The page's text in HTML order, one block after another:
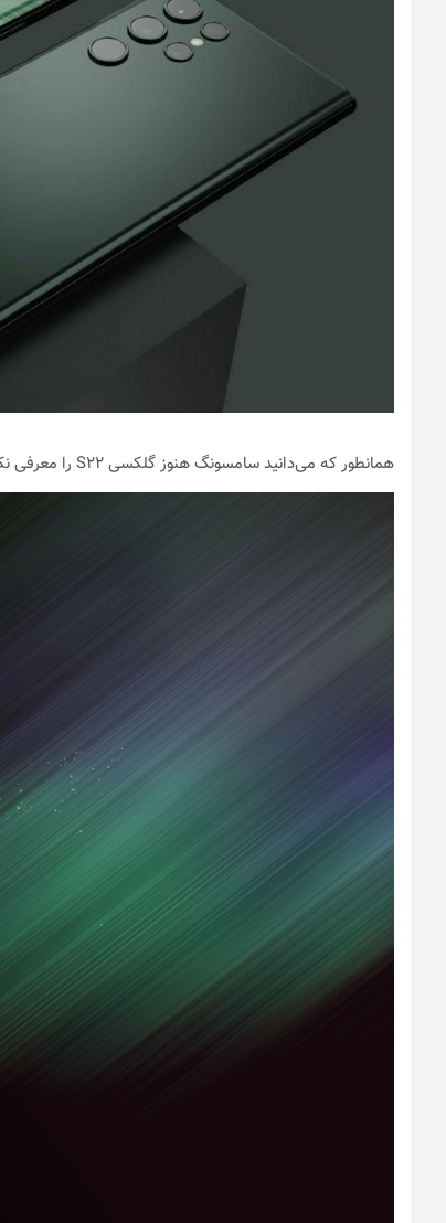
همانطور که می‌دانید سامسونگ هنوز گلکسی S22 را معرفی نکرده است اما امروز والپیپرهای این گوشی قبل از معرفی رسمی منتشر شده‌اند.